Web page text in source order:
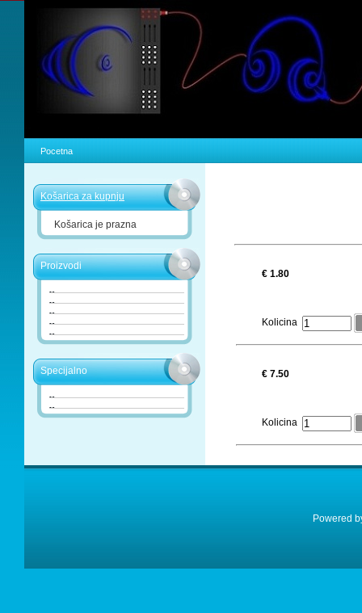
Pocetna
Košarica za kupnju
Košarica je prazna
Proizvodi
Specijalno
€ 1.80
Kolicina
€ 7.50
Kolicina
Powered